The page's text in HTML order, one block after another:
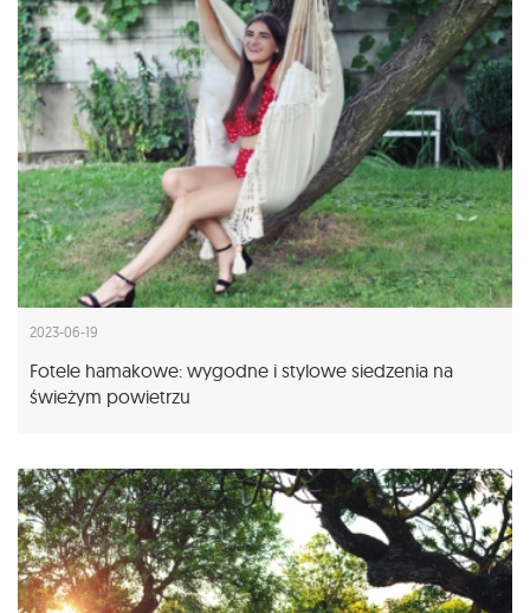
2023-06-19
Fotele hamakowe: wygodne i stylowe siedzenia na
świeżym powietrzu